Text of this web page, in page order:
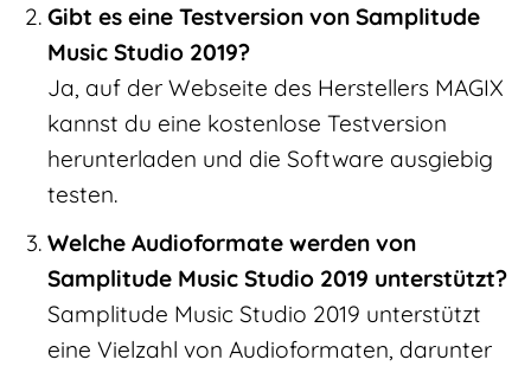
Gibt es eine Testversion von Samplitude
Music Studio 2019?
Ja, auf der Webseite des Herstellers MAGIX
kannst du eine kostenlose Testversion
herunterladen und die Software ausgiebig
testen.
Welche Audioformate werden von
Samplitude Music Studio 2019 unterstützt?
Samplitude Music Studio 2019 unterstützt
eine Vielzahl von Audioformaten, darunter